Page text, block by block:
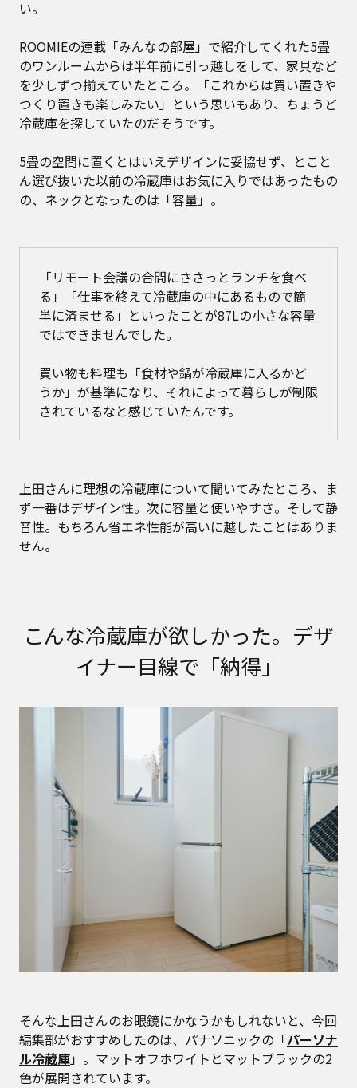
い。
ROOMIEの連載「みんなの部屋」で紹介してくれた5畳
のワンルームからは半年前に引っ越しをして、家具など
を少しずつ揃えていたところ。「これからは買い置きや
つくり置きも楽しみたい」という思いもあり、ちょうど
冷蔵庫を探していたのだそうです。
5畳の空間に置くとはいえデザインに妥協せず、とこと
ん選び抜いた以前の冷蔵庫はお気に入りではあったもの
の、ネックとなったのは「容量」。
「リモート会議の合間にささっとランチを食べ
る」「仕事を終えて冷蔵庫の中にあるもので簡
単に済ませる」といったことが87Lの小さな容量
ではできませんでした。
買い物も料理も「食材や鍋が冷蔵庫に入るかど
うか」が基準になり、それによって暮らしが制限
されているなと感じていたんです。
上田さんに理想の冷蔵庫について聞いてみたところ、ま
ず一番はデザイン性。次に容量と使いやすさ。そして静
音性。もちろん省エネ性能が高いに越したことはありま
せん。
こんな冷蔵庫が欲しかった。デザ
イナー目線で「納得」
そんな上田さんのお眼鏡にかなうかもしれないと、今回
編集部がおすすめしたのは、パナソニックの「パーソナ
ル冷蔵庫」。マットオフホワイトとマットブラックの2
色が展開されています。